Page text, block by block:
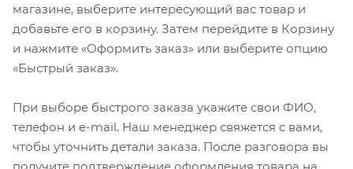
магазине, выберите интересующий вас товар и
добавьте его в корзину. Затем перейдите в Корзину
и нажмите «Оформить заказ» или выберите опцию
«Быстрый заказ».
При выборе быстрого заказа укажите свои ФИО,
телефон и e-mail. Наш менеджер свяжется с вами,
чтобы уточнить детали заказа. После разговора вы